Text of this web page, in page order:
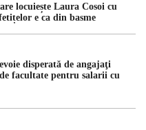
locuiește Laura Cosoi cu
e ca din basme
disperată de angajaţi
facultate pentru salarii cu